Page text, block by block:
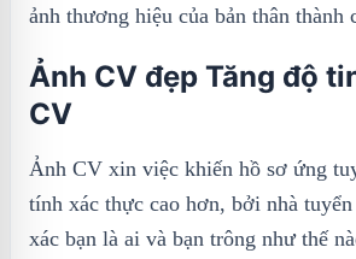
ảnh thương hiệu của bản thân thành
Ảnh CV đẹp Tăng độ
CV
Ảnh CV xin việc khiến hồ sơ ứng
tính xác thực cao hơn, bởi nhà
xác bạn là ai và bạn trông như thế